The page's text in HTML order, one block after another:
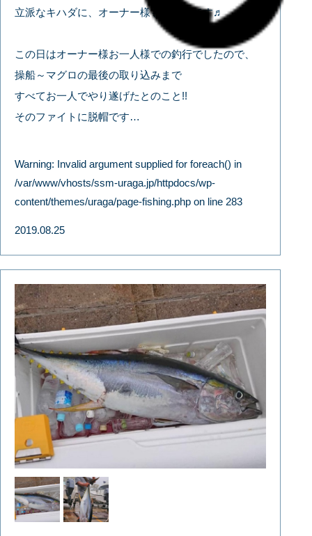
立派なキハダに、オーナー様も大満足です♬
この日はオーナー様お一人様での釣行でしたので、
操船～マグロの最後の取り込みまで
すべてお一人でやり遂げたとのこと!!
そのファイトに脱帽です…
Warning: Invalid argument supplied for foreach() in
/var/www/vhosts/ssm-uraga.jp/httpdocs/wp-
content/themes/uraga/page-fishing.php on line 283
2019.08.25